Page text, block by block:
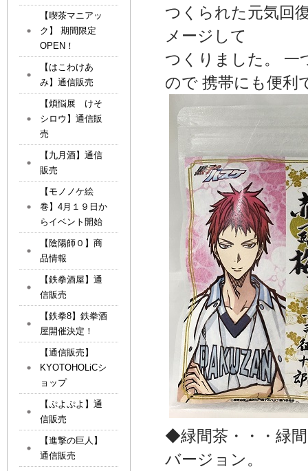
つくられた元気回
メージして
つくりました。 一
ので 携帯にも便利
◆緑間茶・・・緑
バージョン。
【喫茶マニアッ
ク】 期間限定
OPEN！
【はこわけあ
み】通信販売
【煩悩展 けそ
シロウ】通信販
売
【九月酒】通信
販売
【モノノケ絵
巻】4月１９日か
らイベント開始
【陰陽師０】商
品情報
【鉄拳酒屋】通
信販売
【鉄拳8】鉄拳酒
屋開催決定！
【通信販売】
KYOTOHOLiCシ
ョップ
【ぷよぷよ】通
信販売
【進撃の巨人】
通信販売